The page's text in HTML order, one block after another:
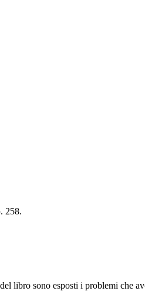
258.
libro sono esposti i problemi che